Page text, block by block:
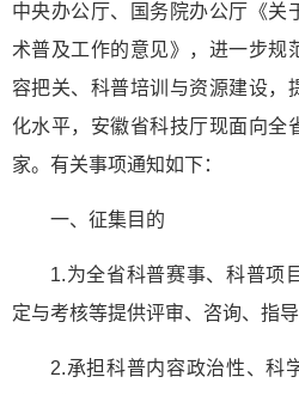
中央办公厅、国务院办公厅《关
术普及工作的意见》，进一步规
容把关、科普培训与资源建设，
化水平，安徽省科技厅现面向全
家。有关事项通知如下：
一、征集目的
1.为全省科普赛事、科普项
定与考核等提供评审、咨询、指导
2.承担科普内容政治性、科